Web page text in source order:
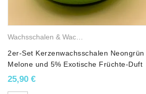
2er-Set Kerzenwachsschalen
Melone und 5% Exotische Früchte-Duft
25,90 €